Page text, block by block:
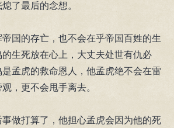
了最后的念想。
国的存亡，也不会在乎帝国百姓的生
生死放在心上，大丈夫处世有仇必
孟虎的救命恩人，他孟虎绝不会在雷
，更不会甩手离去。
做打算了，他担心孟虎会因为他的死